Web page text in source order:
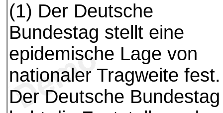
(1) Der Deutsche
Bundestag stellt eine
epidemische Lage von
nationaler Tragweite fest.
Der Deutsche Bundestag